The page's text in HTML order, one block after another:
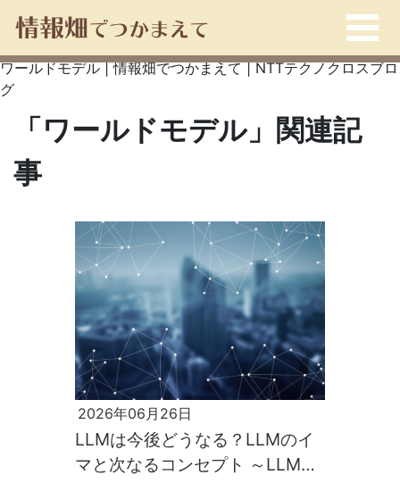
ワールドモデル | 情報畑でつかまえて | NTTテクノクロスブロ
グ
「ワールドモデル」関連記
事
2026年06月26日
LLMは今後どうなる？LLMのイ
マと次なるコンセプト ～LLM活